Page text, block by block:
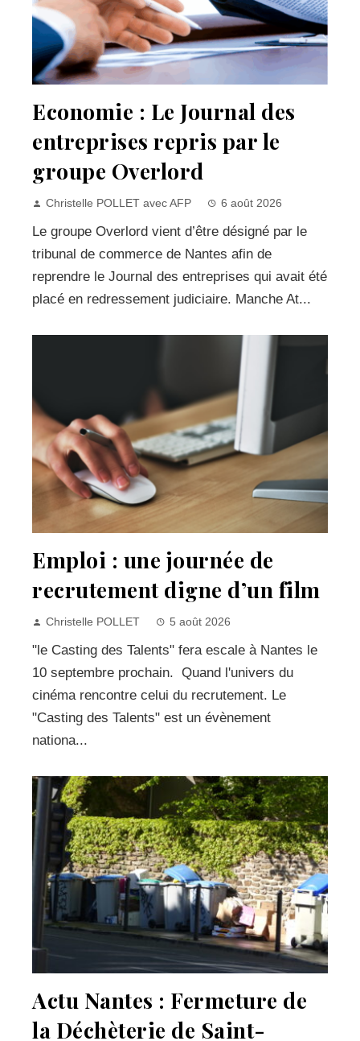
Economie : Le Journal des
entreprises repris par le
groupe Overlord
Christelle POLLET avec AFP 6 août 2026
Le groupe Overlord vient d’être désigné par le
tribunal de commerce de Nantes afin de
reprendre le Journal des entreprises qui avait été
placé en redressement judiciaire. Manche At...
Emploi : une journée de
recrutement digne d’un film
Christelle POLLET 5 août 2026
"le Casting des Talents" fera escale à Nantes le
10 septembre prochain. Quand l'univers du
cinéma rencontre celui du recrutement. Le
"Casting des Talents" est un évènement
nationa...
Actu Nantes : Fermeture de
la Déchèterie de Saint-